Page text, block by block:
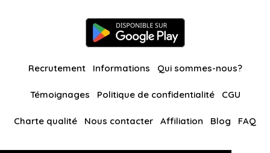
Recrutement Informations Qui sommes-nous?
Témoignages Politique de confidentialité CGU
Charte qualité Nous contacter Affiliation Blog FAQ